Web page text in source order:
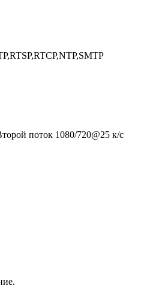
поток 1080/720@25 к/с